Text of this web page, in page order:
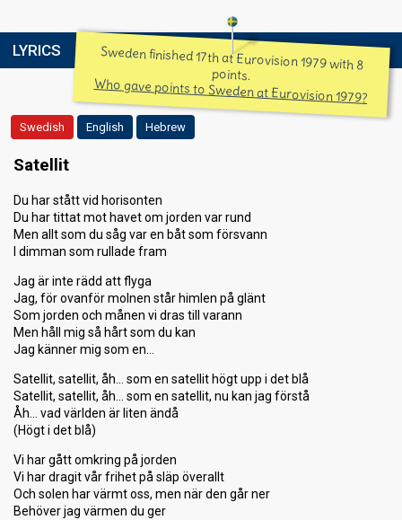
LYRICS Sweden finished 17th at Eurovision 1979 with 8
points.
Who gave points to Sweden at Eurovision 1979?
Swedish English Hebrew
Satellit
Du har stått vid horisonten
Du har tittat mot havet om jorden var rund
Men allt som du såg var en båt som försvann
I dimman som rullade fram
Jag är inte rädd att flyga
Jag, för ovanför molnen står himlen på glänt
Som jorden och månen vi dras till varann
Men håll mig så hårt som du kan
Jag känner mig som en…
Satellit, satellit, åh… som en satellit högt upp i det blå
Satellit, satellit, åh… som en satellit, nu kan jag förstå
Åh… vad världen är liten ändå
(Högt i det blå)
Vi har gått omkring på jorden
Vi har dragit vår frihet på släp överallt
Och solen har värmt oss, men när den går ner
Behöver jag värmen du ger